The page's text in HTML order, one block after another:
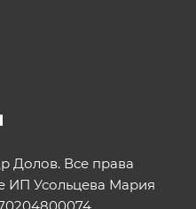
Долов. Все права
Усольцева Мария